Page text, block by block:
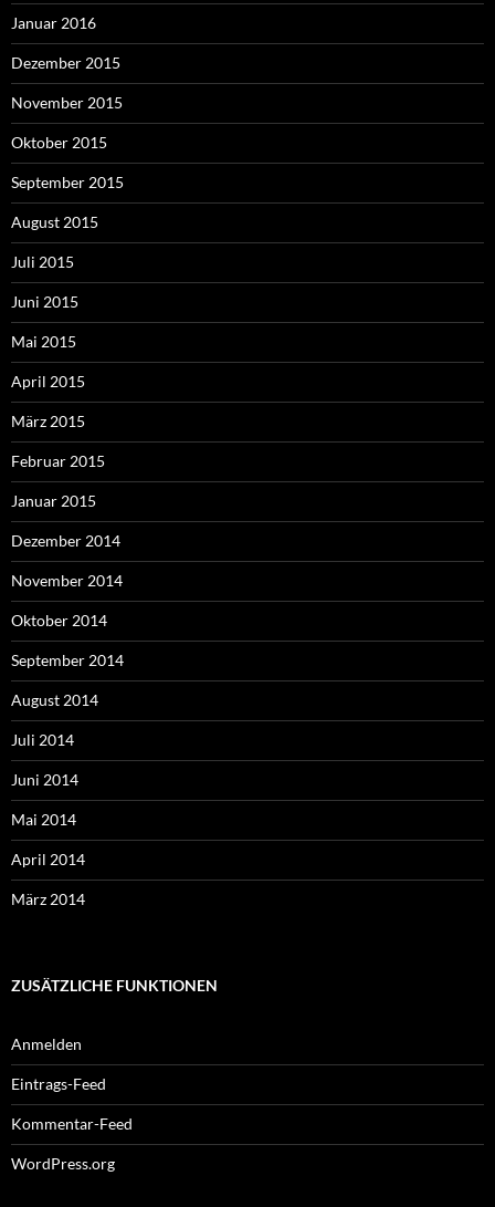
Januar 2016
Dezember 2015
November 2015
Oktober 2015
September 2015
August 2015
Juli 2015
Juni 2015
Mai 2015
April 2015
März 2015
Februar 2015
Januar 2015
Dezember 2014
November 2014
Oktober 2014
September 2014
August 2014
Juli 2014
Juni 2014
Mai 2014
April 2014
März 2014
ZUSÄTZLICHE FUNKTIONEN
Anmelden
Eintrags-Feed
Kommentar-Feed
WordPress.org